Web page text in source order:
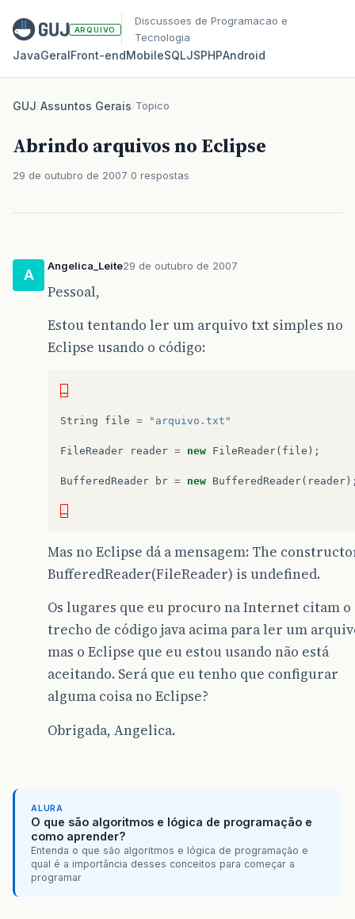
ARQUIVO
Discussoes de Programacao e
Tecnologia
JavaGeralFront‑endMobileSQLJSPHPAndroid
GUJ/Assuntos Gerais/Topico
Abrindo arquivos no Eclipse
29 de outubro de 2007 0 respostas
A
Angelica_Leite29 de outubro de 2007
Pessoal,
Estou tentando ler um arquivo txt simples no
Eclipse usando o código:
…
String file = "arquivo.txt"
FileReader reader = new FileReader( file );
BufferedReader br = new BufferedReader( reader
…
Mas no Eclipse dá a mensagem: The
BufferedReader(FileReader) is undefined.
Os lugares que eu procuro na Internet citam o
trecho de código java acima para ler um
mas o Eclipse que eu estou usando não está
aceitando. Será que eu tenho que configurar
alguma coisa no Eclipse?
Obrigada, Angelica.
ALURA
O que são algoritmos e lógica de programação e
como aprender?
Entenda o que são algoritmos e lógica de programação e
qual é a importância desses conceitos para começar a
programar